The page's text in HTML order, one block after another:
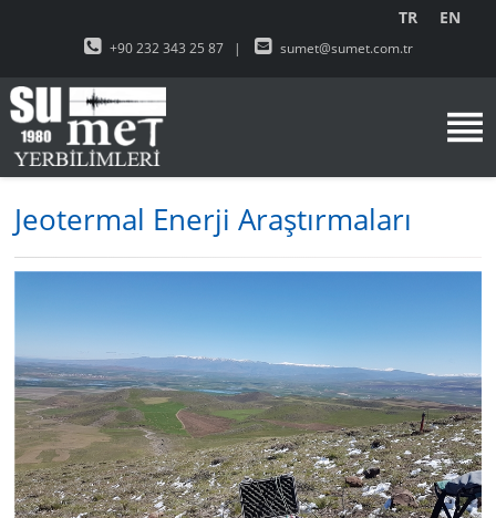
+90 232 343 25 87| sumet@sumet.com.tr
TR EN
Jeotermal Enerji Araştırmaları